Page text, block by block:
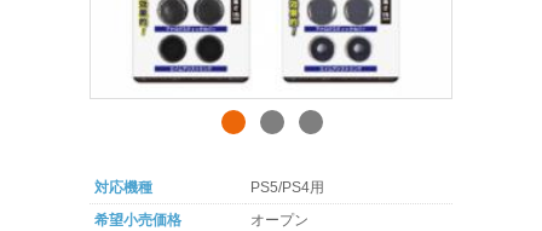
対応機種
PS5/PS4用
希望小売価格
オープン